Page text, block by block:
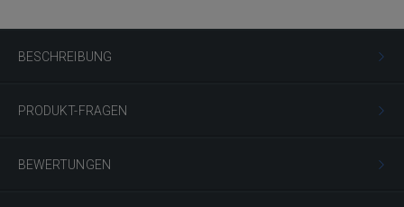
BESCHREIBUNG
PRODUKT-FRAGEN
BEWERTUNGEN